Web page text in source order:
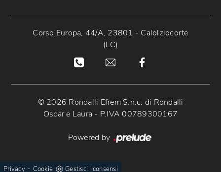
Privacy- Cookie Gestisci i consensi
Corso Europa, 44/A, 23801 - Calolziocorte
(LC)
© 2026 Rondalli Efrem S.n.c. di Rondalli
Oscar e Laura - P.IVA 00789300167
Powered by